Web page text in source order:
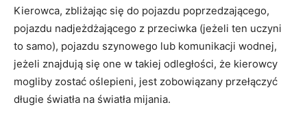
Kierowca, zbliżając się do pojazdu poprzedzającego,
pojazdu nadjeżdżającego z przeciwka (jeżeli ten uczyni
to samo), pojazdu szynowego lub komunikacji wodnej,
jeżeli znajdują się one w takiej odległości, że kierowcy
mogliby zostać oślepieni, jest zobowiązany przełączyć
długie światła na światła mijania.